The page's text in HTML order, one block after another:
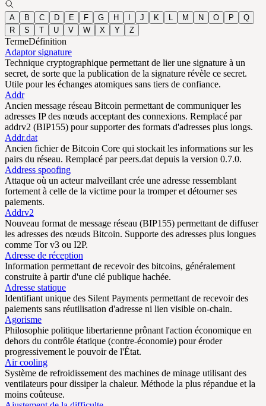
A B C D E F G H J K M N O P
Q
R
S T U V W X Y Z
TermeDéfinition
Adaptor signature
Technique cryptographique permettant de lier une signature à un
secret, de sorte que la publication de la signature révèle ce secret.
Utile pour les échanges atomiques sans tiers de confiance.
Addr
Ancien message réseau Bitcoin permettant de communiquer les
adresses IP des nœuds acceptant des connexions. Remplacé par
addrv2 (BIP155) pour supporter des formats d'adresses plus longs.
Addr.dat
Ancien fichier de Bitcoin Core qui stockait les informations sur les
pairs du réseau. Remplacé par peers.dat depuis la version 0.7.0.
Address spoofing
Attaque où un acteur malveillant crée une adresse ressemblant
fortement à celle de la victime pour la tromper et détourner ses
paiements.
Addrv2
Nouveau format de message réseau (BIP155) permettant de diffuser
les adresses des nœuds Bitcoin. Supporte des adresses plus longues
comme Tor v3 ou I2P.
Adresse de réception
Information permettant de recevoir des bitcoins, généralement
construite à partir d'une clé publique hachée.
Adresse statique
Identifiant unique des Silent Payments permettant de recevoir des
paiements sans réutilisation d'adresse ni lien visible on-chain.
Agorisme
Philosophie politique libertarienne prônant l'action économique en
dehors du contrôle étatique (contre-économie) pour éroder
progressivement le pouvoir de l'État.
Air cooling
Système de refroidissement des machines de minage utilisant des
ventilateurs pour dissiper la chaleur. Méthode la plus répandue et la
moins coûteuse.